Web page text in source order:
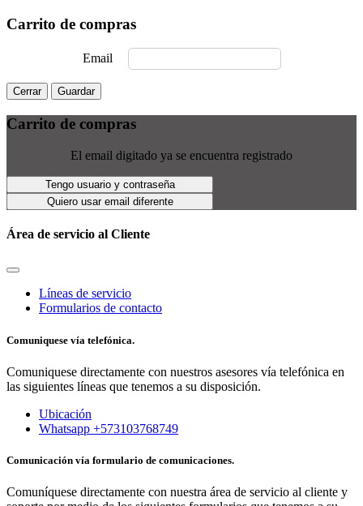
Carrito de compras
Email
Cerrar Guardar
Carrito de compras
El email digitado ya se encuentra registrado
Tengo usuario y contraseña
Quiero usar email diferente
Área de servicio al Cliente
Líneas de servicio
Formularios de contacto
Comuniquese vía telefónica.
Comuniquese directamente con nuestros asesores vía telefónica en
las siguientes líneas que tenemos a su disposición.
Ubicación
Whatsapp +573103768749
Comunicación vía formulario de comunicaciones.
Comuníquese directamente con nuestra área de servicio al cliente y